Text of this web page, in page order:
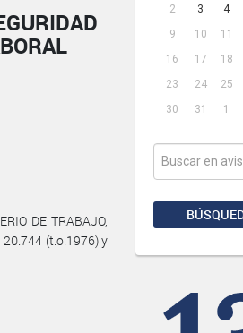
2
3 4
9
10 11
16
17 18
23
24 25
30
31 1
DE TRABAJO,
20.744 (t.o.1976) y